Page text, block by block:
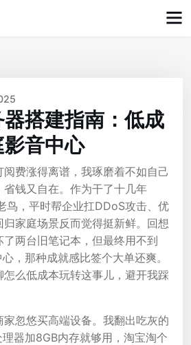
搭建指南：低成
音中心
费涨得离谱，我琢磨着不如自己
钱又自在。作为干了十几年
鸟，平时帮企业扛DDoS攻击、优
家庭场景反而觉得挺新鲜。回想
两台旧笔记本，但最终用不到
，那种成就感比签个大单还爽。
么低成本玩转这事儿，避开我踩
忽悠买高端设备。我翻出吃灰的
器加8GB内存就够用，淘宝淘个